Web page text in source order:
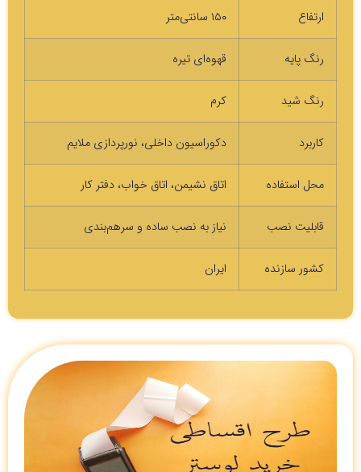
ارتفاع ۱۵۰ سانتی‌متر
رنگ پایه قهوه‌ای تیره
رنگ شید کرم
کاربرد دکوراسیون داخلی، نورپردازی ملایم
محل استفاده اتاق نشیمن، اتاق خواب، دفتر کار
قابلیت نصب نیاز به نصب ساده و سرهم‌بندی
کشور سازنده ایران